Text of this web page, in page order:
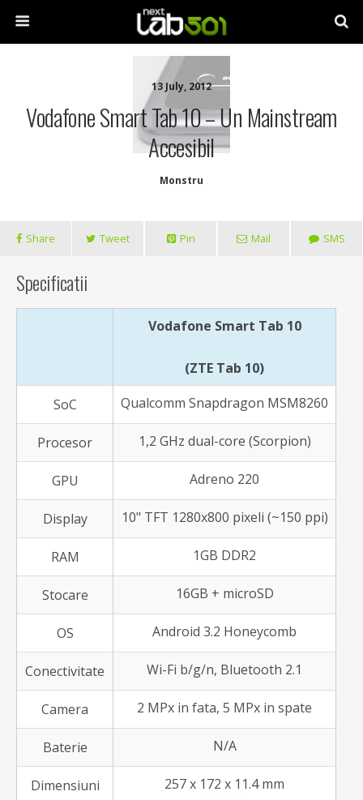
13 July, 2012
Vodafone Smart Tab 10 – Un Mainstream
Accesibil
Monstru
Share Tweet Pin Mail SMS
Specificatii
Vodafone Smart Tab 10
(ZTE Tab 10)
SoC Qualcomm Snapdragon MSM8260
Procesor 1,2 GHz dual-core (Scorpion)
GPU Adreno 220
Display 10" TFT 1280x800 pixeli (~150 ppi)
RAM 1GB DDR2
Stocare 16GB + microSD
OS Android 3.2 Honeycomb
Conectivitate Wi-Fi b/g/n, Bluetooth 2.1
Camera 2 MPx in fata, 5 MPx in spate
Baterie N/A
Dimensiuni
257 x 172 x 11.4 mm